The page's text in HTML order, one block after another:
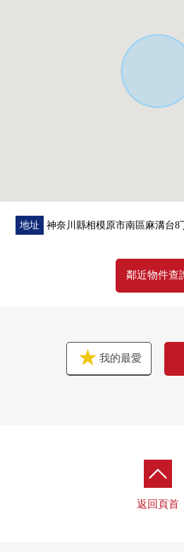
・你Coop麻溝台商店步行6分鐘(約
・Lawson·THREE F相模原麻溝台
地址 神奈川縣相模原市南區麻溝台8
鄰近物件查
我的最愛
返回頁首